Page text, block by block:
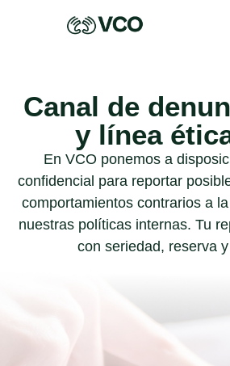
Canal de
y línea
En VCO ponemos a
confidencial para reportar
comportamientos contrarios a
nuestras políticas internas. Tu
con seriedad, reserva